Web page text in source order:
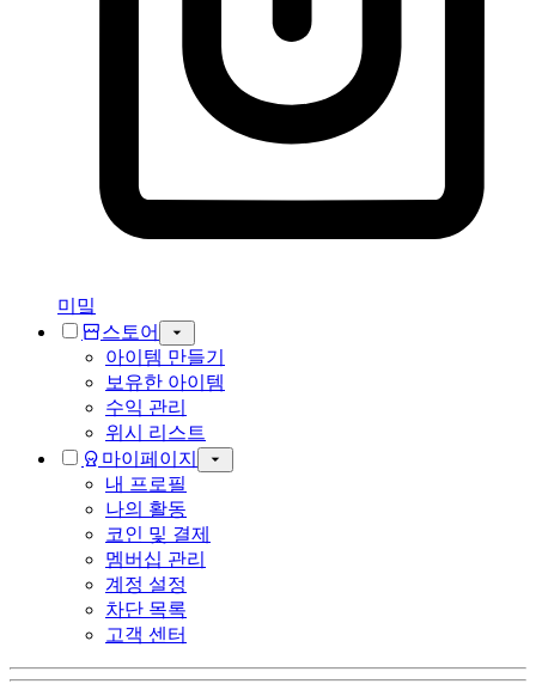
미밐
스토어
아이템 만들기
보유한 아이템
수익 관리
위시 리스트
마이페이지
내 프로필
나의 활동
코인 및 결제
멤버십 관리
계정 설정
차단 목록
고객 센터